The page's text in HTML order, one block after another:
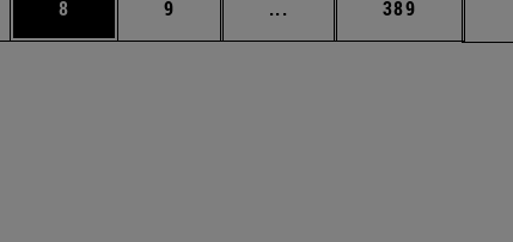
Use TAB para desplazarse.
Página
8 Página
9 ... Páginas intermedias
Página
389